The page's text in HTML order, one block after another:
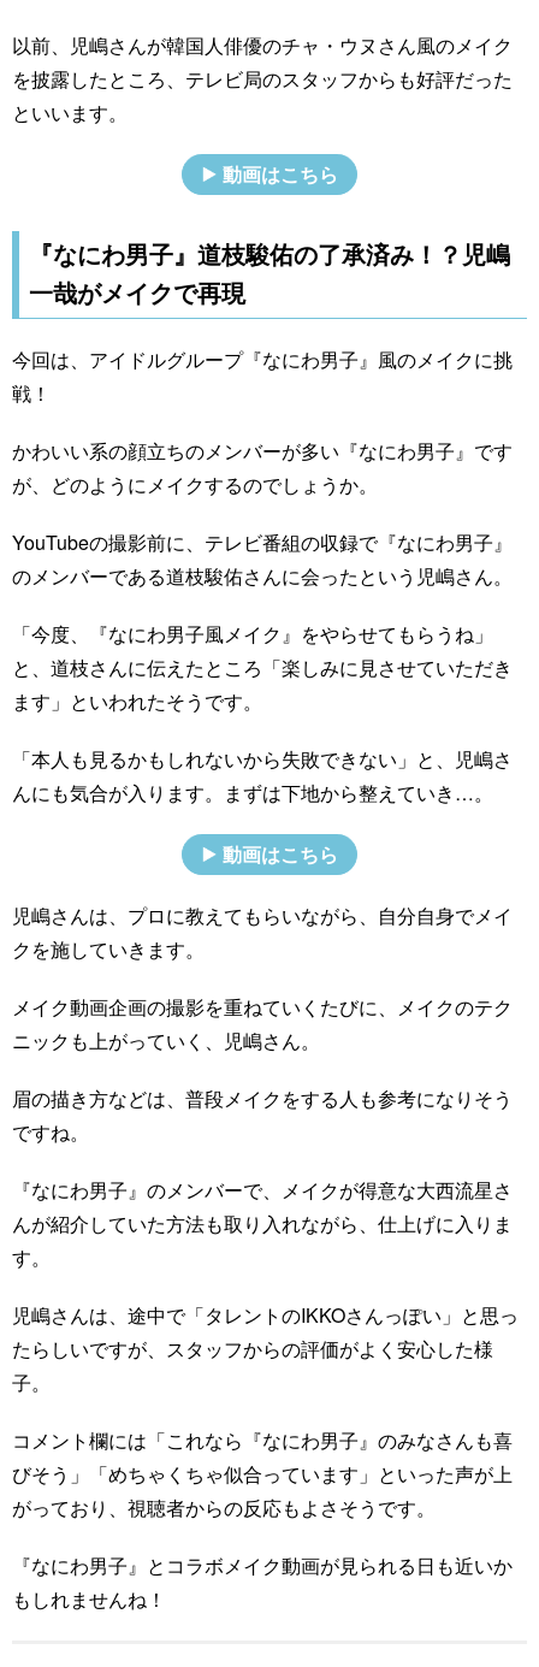
以前、児嶋さんが韓国人俳優のチャ・ウヌさん風のメイク
を披露したところ、テレビ局のスタッフからも好評だった
といいます。
動画はこちら
『なにわ男子』道枝駿佑の了承済み！？児嶋
一哉がメイクで再現
今回は、アイドルグループ『なにわ男子』風のメイクに挑
戦！
かわいい系の顔立ちのメンバーが多い『なにわ男子』です
が、どのようにメイクするのでしょうか。
YouTubeの撮影前に、テレビ番組の収録で『なにわ男子』
のメンバーである道枝駿佑さんに会ったという児嶋さん。
「今度、『なにわ男子風メイク』をやらせてもらうね」
と、道枝さんに伝えたところ「楽しみに見させていただき
ます」といわれたそうです。
「本人も見るかもしれないから失敗できない」と、児嶋さ
んにも気合が入ります。まずは下地から整えていき…。
動画はこちら
児嶋さんは、プロに教えてもらいながら、自分自身でメイ
クを施していきます。
メイク動画企画の撮影を重ねていくたびに、メイクのテク
ニックも上がっていく、児嶋さん。
眉の描き方などは、普段メイクをする人も参考になりそう
ですね。
『なにわ男子』のメンバーで、メイクが得意な大西流星さ
んが紹介していた方法も取り入れながら、仕上げに入りま
す。
児嶋さんは、途中で「タレントのIKKOさんっぽい」と思っ
たらしいですが、スタッフからの評価がよく安心した様
子。
コメント欄には「これなら『なにわ男子』のみなさんも喜
びそう」「めちゃくちゃ似合っています」といった声が上
がっており、視聴者からの反応もよさそうです。
『なにわ男子』とコラボメイク動画が見られる日も近いか
もしれませんね！